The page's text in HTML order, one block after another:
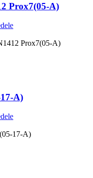
Prox7(05-A)
Prox7(05-A)
A)
17-A)